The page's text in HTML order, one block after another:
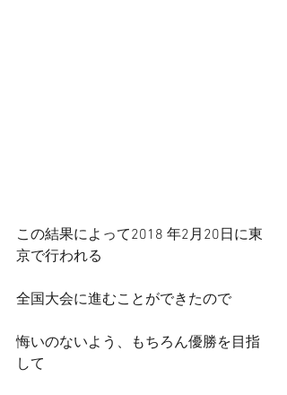
この結果によって2018 年2月20日に東
京で行われる
全国大会に進むことができたので
悔いのないよう、もちろん優勝を目指
して